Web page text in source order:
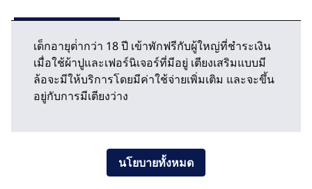
เด็กอายุต่ํากว่า 18 ปี เข้าพักฟรีกับผู้ใหญ่ที่ชําระเงิน
เมื่อใช้ผ้าปูและเฟอร์นิเจอร์ที่มีอยู่ เตียงเสริมแบบมี
ล้อจะมีให้บริการโดยมีค่าใช้จ่ายเพิ่มเติม และจะขึ้น
อยู่กับการมีเตียงว่าง
นโยบายทั้งหมด